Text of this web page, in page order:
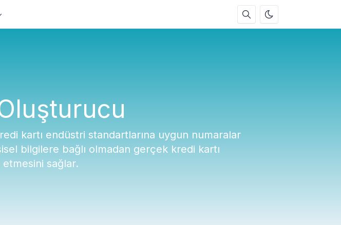
kartı endüstri standartlarına uygun numaralar
bilgilere bağlı olmadan gerçek kredi kartı
etmesini sağlar.